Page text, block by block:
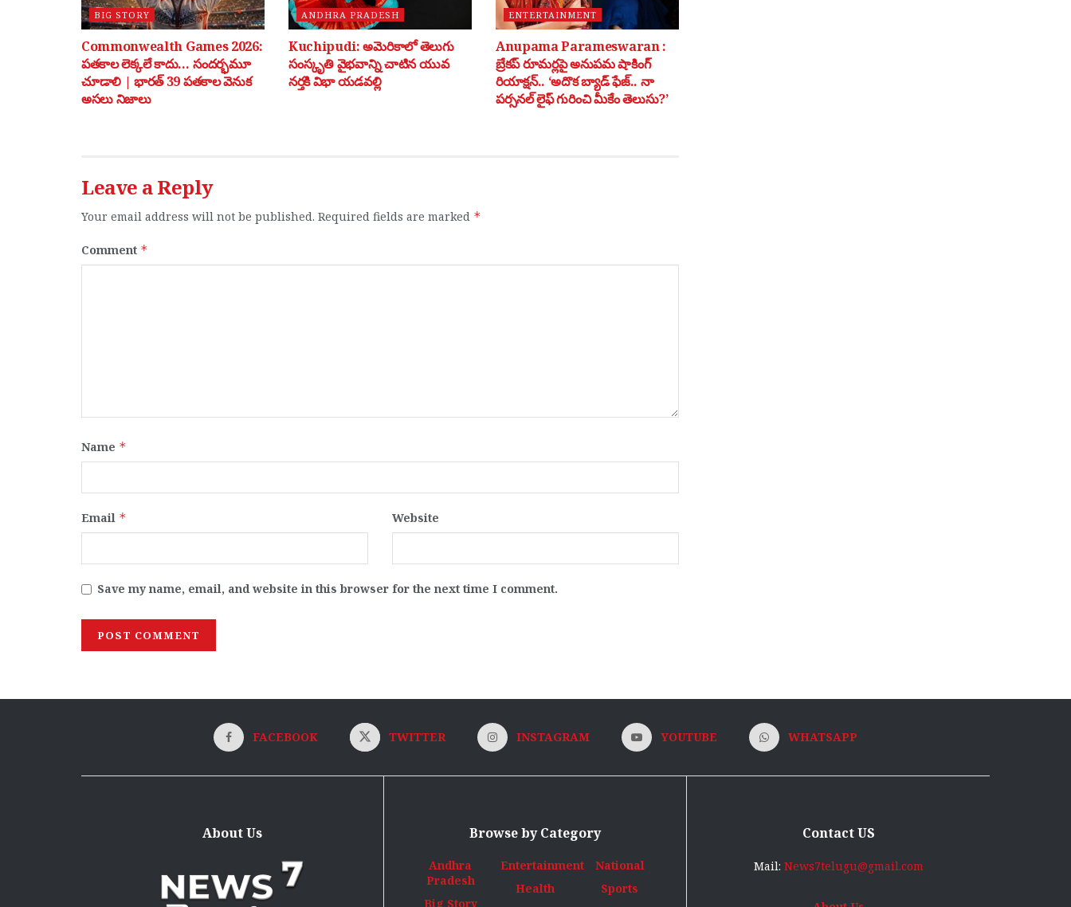
BIG STORY
Commonwealth Games 2026:
పతకాల లెక్కలే కాదు… సందర్భమూ
చూడాలి | భారత్ 39 పతకాల వెనుక
అసలు నిజాలు
ANDHRA PRADESH
Kuchipudi: అమెరికాలో తెలుగు
సంస్కృతి వైభవాన్ని చాటిన యువ
నర్తకి విభా యడవల్లి
ENTERTAINMENT
Anupama Parameswaran :
బ్రేకప్ రూమర్లపై అనుపమ షాకింగ్
రియాక్షన్.. ‘అదొక బ్యాడ్ ఫేజ్.. నా
పర్సనల్ లైఫ్ గురించి మీకేం తెలుసు?’
Leave a Reply
Your email address will not be published. Required fields are marked *
Comment *
Name *
Email * Website
Save my name, email, and website in this browser for the next time I comment.
FACEBOOK TWITTER INSTAGRAM YOUTUBE WHATSAPP
About Us Browse by Category
Andhra
Pradesh
Big Story
Entertainment
Health
National
Sports
Contact US
Mail: News7telugu@gmail.com